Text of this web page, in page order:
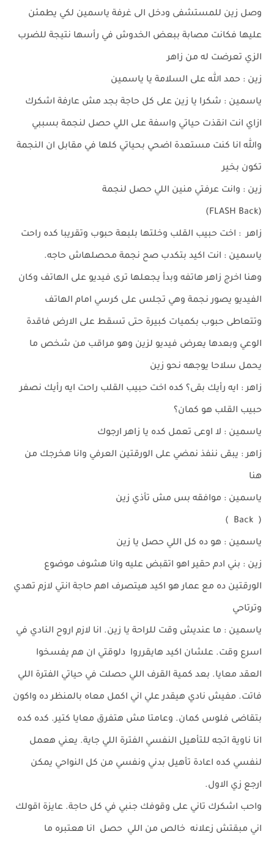
وصل زين للمستشفى ودخل الى غرفة ياسمين لكي يطمئن
عليها فكانت مصابة ببعض الخدوش في رأسها نتيجة للضرب
الزي تعرضت له من زاهر
زين : حمد الله على السلامة يا ياسمين
ياسمين : شكرا يا زين على كل حاجة بجد مش عارفة اشكرك
ازاي انت انقذت حياتي واسفة على اللي حصل لنجمة بسببي
والله انا كنت مستعدة اضحي بحياتي كلها في مقابل ان النجمة
تكون بخير
زين : وانت عرفتي منين اللي حصل لنجمة
(FLASH Back)
زاهر : اخت حبيب القلب وخلتها بلبعة حبوب وتقريبا كده راحت
ياسمين : انت اكيد بتكدب صح نجمة محصلهاش حاجه.
وهنا اخرج زاهر هاتفه وبدأ يجعلها ترى فيديو على الهاتف وكان
الفيديو يصور نجمة وهي تجلس على كرسي امام الهاتف
وتتعاطى حبوب بكميات كبيرة حتى تسقط على الارض فاقدة
الوعي وبعدها يعرض فيديو لزين وهو مراقب من شخص ما
يحمل سلاحا يوجهه نحو زين
زاهر : ايه رأيك بقى؟ كده اخت حبيب القلب راحت ايه رأيك نصفر
حبيب القلب هو كمان؟
ياسمين : لا اوعى تعمل كده يا زاهر ارجوك
زاهر : يبقى ننفذ نمضي على الورقتين العرفي وانا هخرجك من
هنا
ياسمين : موافقه بس مش تأذي زين
( Back )
ياسمين : هو ده كل اللي حصل يا زين
زين : بني ادم حقير اهو اتقبض عليه وانا هشوف موضوع
الورقتين ده مع عمار هو اكيد هيتصرف اهم حاجة انتي لازم تهدي
وترتاحي
ياسمين : ما عنديش وقت للراحة يا زين. انا لازم اروح النادي في
اسرع وقت. علشان اكيد هايقرروا دلوقتي ان هم يفسخوا
العقد معايا. بعد كمية القرف اللي حصلت في حياتي الفترة اللي
فاتت. مفيش نادي هيقدر علي اني اكمل معاه بالمنظر ده واكون
بتقاضى فلوس كمان. وعامتا مش هتفرق معايا كتير. كده كده
انا ناوية اتجه للتأهيل النفسي الفترة اللي جاية. يعني هعمل
لنفسي كده اعادة تأهيل بدني ونفسي من كل النواحي يمكن
ارجع زي الاول.
واحب اشكرك تاني على وقوفك جنبي في كل حاجة. عايزة اقولك
اني مبقتش زعلانه خالص من اللي حصل انا هعتبره ما